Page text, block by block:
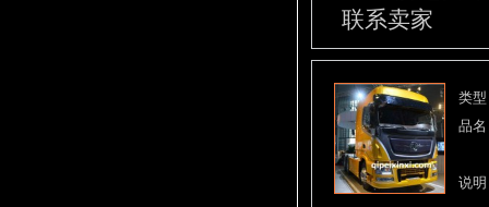
联系卖家
类
品
说